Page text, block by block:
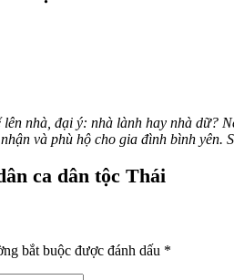
nhà, đại ý: nhà lành hay nhà dữ?
và phù hộ cho gia đình bình yên.
ca dân tộc Thái
bắt buộc được đánh dấu *